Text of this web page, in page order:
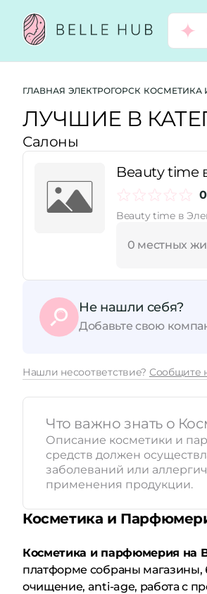
Город:
Категории:
Рейтинг:
Принимает сертификаты
ГЛАВНАЯ ЭЛЕКТРОГОРСК КОСМЕТИКА
ЛУЧШИЕ В
Салоны
Beauty time
0
Beauty time в
0 местных
Не нашли себя?
Добавьте свою
Нашли несоответствие? Сообщите
Что важно знать о
Описание косметики и
средств должен
заболеваний или
применения продукции.
Косметика и
Косметика и парфюмерия на
платформе собраны магазины,
очищение, anti-age, работа с